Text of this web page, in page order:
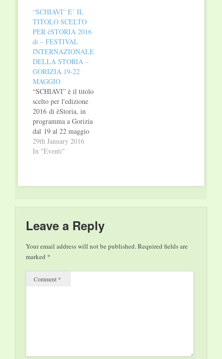
2015 di èStoria, in
programma a Gorizia
dal 21 al 24 maggio
2015. Giunto
all’undicesima
edizione, il Festival
sarà dedicato a
un’analisi del ruolo
dei giovani nella…
“SCHIAVI” E’ IL
TITOLO SCELTO
PER èSTORIA 2016
di – FESTIVAL
INTERNAZIONALE
DELLA STORIA –
GORIZIA 19-22
MAGGIO
“SCHIAVI” è il titolo
scelto per l'edizione
2016 di èStoria, in
programma a Gorizia
dal 19 al 22 maggio
2016. Giunto I
Festival alla
liberi. èStoria riflette
nuovamente su un
lasciare…
29th January 2016
In "Eventi"
Leave a Reply
Your email address will not be published.Required fields are
marked *
Comment *